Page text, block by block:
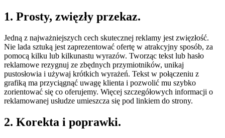
1. Prosty, zwięzły przekaz.
Jedną z najważniejszych cech skutecznej reklamy jest zwięzłość.
Nie lada sztuką jest zaprezentować ofertę w atrakcyjny sposób, za
pomocą kilku lub kilkunastu wyrazów. Tworząc tekst lub hasło
reklamowe rezygnuj ze zbędnych przymiotników, unikaj
pustosłowia i używaj krótkich wyrażeń. Tekst w połączeniu z
grafiką ma przyciągnąć uwagę klienta i pozwolić mu szybko
zorientować się co oferujemy. Więcej szczegółowych informacji o
reklamowanej usłudze umieszcza się pod linkiem do strony.
2. Korekta i poprawki.